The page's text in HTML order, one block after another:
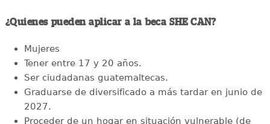
¿Quienes pueden aplicar a la beca SHE CAN?
Mujeres
Tener entre 17 y 20 años.
Ser ciudadanas guatemaltecas.
Graduarse de diversificado a más tardar en junio de
2027.
Proceder de un hogar en situación vulnerable (de